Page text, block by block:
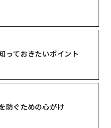
っておきたいポイント
防ぐための心がけ